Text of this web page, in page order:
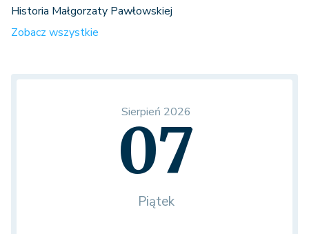
Historia Małgorzaty Pawłowskiej
Zobacz wszystkie
Sierpień 2026
07
Piątek